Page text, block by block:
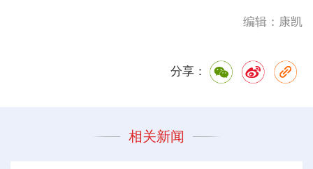
编辑：康凯
分享：
相关新闻